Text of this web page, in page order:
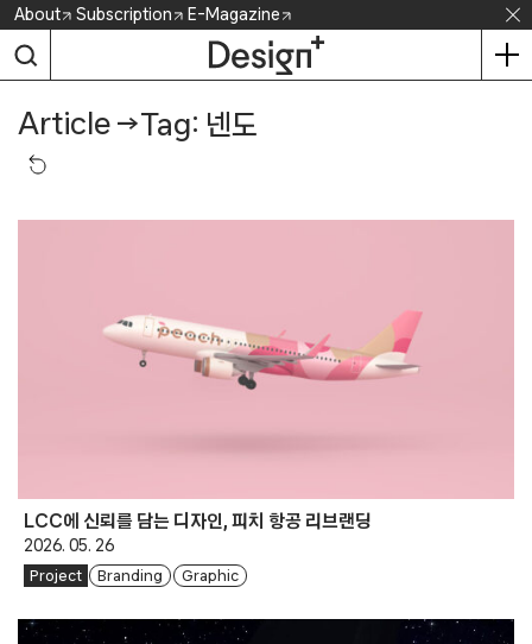
Skip
content
About Subscription E-Magazine
Article →Tag: 넨도
LCC에 신뢰를 담는 디자인, 피치 항공 리브랜딩
2026. 05. 26
Project Branding Graphic